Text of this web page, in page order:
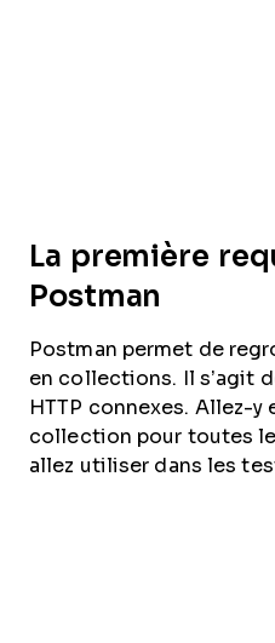
La première
Postman
Postman permet de
en collections. Il s’agit
HTTP connexes. Allez-y
collection pour toutes
allez utiliser dans les